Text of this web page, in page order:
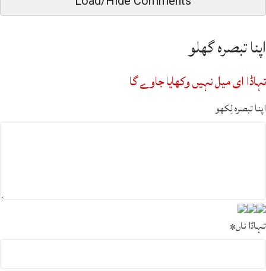
اپنا تبصرہ گھلو
تہاڈا ای میل نہیں وکھایا جاوے گا
اپنا تبصرہ لِکھو
تہاڈا ناں*